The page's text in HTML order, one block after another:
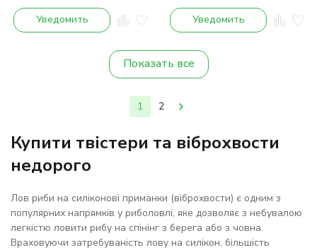
Уведомить Уведомить
Показать все
1 2
Купити твістери та віброхвости
недорого
Лов риби на силіконові приманки (віброхвости) є одним з
популярних напрямків у риболовлі, яке дозволяє з небувалою
легкістю ловити рибу на спінінг з берега або з човна.
Враховуючи затребуваність лову на силікон, більшість